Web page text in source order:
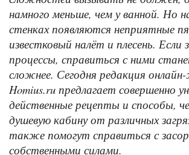
намного меньше, чем у ванной. Но
стенках появляются неприятные
известковый налёт и плесень.
процессы, справиться с ними
сложнее. Сегодня редакция
Homius.ru предлагает совершенно
действенные рецепты и способы,
душевую кабину от различных
также помогут справиться с
собственными силами.